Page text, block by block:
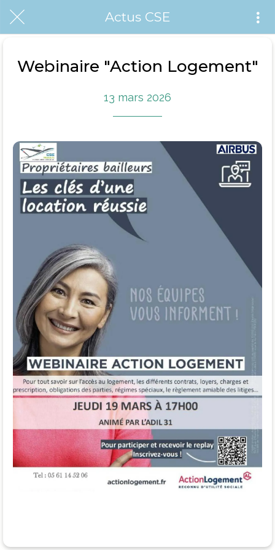
Actus CSE
Webinaire "Action Logement"
13 mars 2026